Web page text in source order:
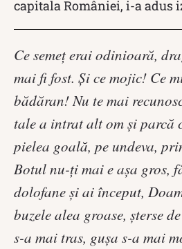
capitala României, i-a adus
Ce semeţ erai odinioară,
mai fi fost. Şi ce mojic! Ce
bădăran! Nu te mai
tale a intrat alt om şi parcă
pielea goală, pe undeva,
Botul nu-ţi mai e aşa gros,
dolofane şi ai început,
buzele alea groase, şterse
s-a mai tras, guşa s-a mai